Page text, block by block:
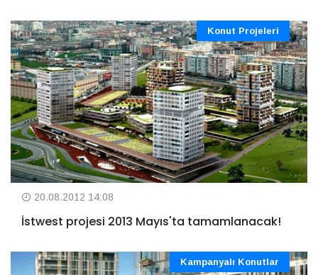
Konut Projeleri
20.08.2012 14:08
İstwest projesi 2013 Mayıs'ta tamamlanacak!
Kampanyalı Konutlar